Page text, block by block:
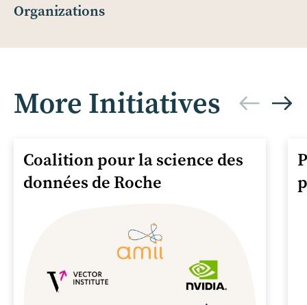
Organizations
More Initiatives
Coalition pour la science des
données de Roche